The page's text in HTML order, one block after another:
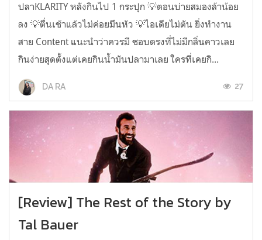
ปลาKLARITY หลังกินไป 1 กระปุก 💡ตอนบ่ายสมองล้าน้อย
ลง 💡ตื่นเช้าแล้วไม่ค่อยมึนหัว 💡ไอเดียไม่ตัน ยิ่งทำงาน
สาย Content แนะนำว่าควรมี ชอบตรงที่ไม่มีกลิ่นคาวเลย
กินง่ายสุดตั้งแต่เคยกินน้ำมันปลามาเลย ใครที่เคยกิ...
DA RA 27
[Review] The Rest of the Story by
Tal Bauer